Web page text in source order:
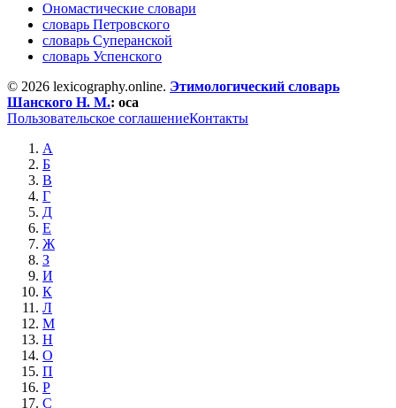
Ономастические словари
словарь Петровского
словарь Суперанской
словарь Успенского
© 2026 lexicography.online. Этимологический словарь
Шанского Н. М.: оса
Пользовательское соглашениеКонтакты
А
Б
В
Г
Д
Е
Ж
З
И
К
Л
М
Н
О
П
Р
С